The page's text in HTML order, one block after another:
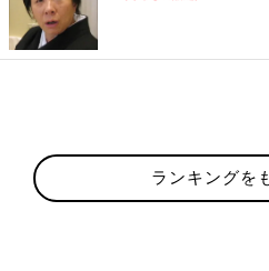
ランキングを